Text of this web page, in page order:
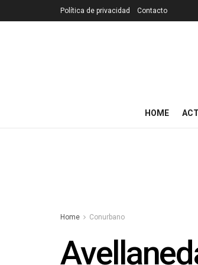
Política de privacidad Contacto
HOME
Home Conurbano